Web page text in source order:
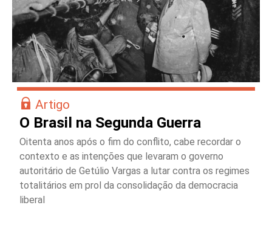
Artigo
O Brasil na Segunda Guerra
Oitenta anos após o fim do conflito, cabe recordar o
contexto e as intenções que levaram o governo
autoritário de Getúlio Vargas a lutar contra os regimes
totalitários em prol da consolidação da democracia
liberal